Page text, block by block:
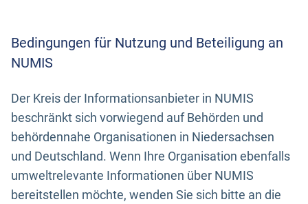
Bedingungen für Nutzung und Beteiligung an
NUMIS
Der Kreis der Informationsanbieter in NUMIS
beschränkt sich vorwiegend auf Behörden und
behördennahe Organisationen in Niedersachsen
und Deutschland. Wenn Ihre Organisation ebenfalls
umweltrelevante Informationen über NUMIS
bereitstellen möchte, wenden Sie sich bitte an die